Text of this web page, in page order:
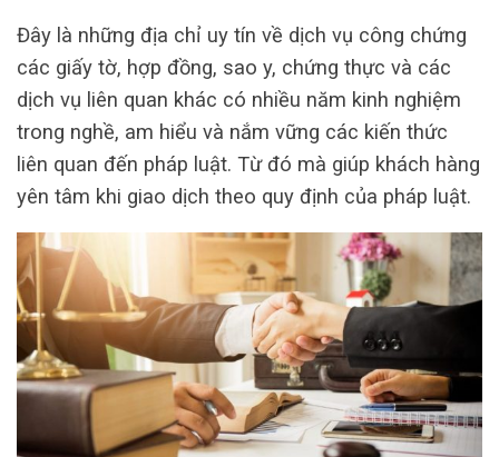
Đây là những địa chỉ uy tín về dịch vụ công chứng
các giấy tờ, hợp đồng, sao y, chứng thực và các
dịch vụ liên quan khác có nhiều năm kinh nghiệm
trong nghề, am hiểu và nắm vững các kiến thức
liên quan đến pháp luật. Từ đó mà giúp khách hàng
yên tâm khi giao dịch theo quy định của pháp luật.